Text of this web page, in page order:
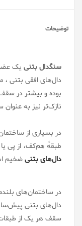
توضیحات
سنگدال بتنی یک
بوده و بیشتر در
نازک‌تر نیز به
در بسیاری از
طبقهٔ هم‌کف، از پی
دال‌های بتنیضخیم
در ساختمان‌های
دال‌های بتنی
سقف هر یک از